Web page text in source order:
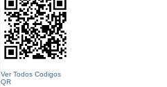
Ver Todos Codigos
QR